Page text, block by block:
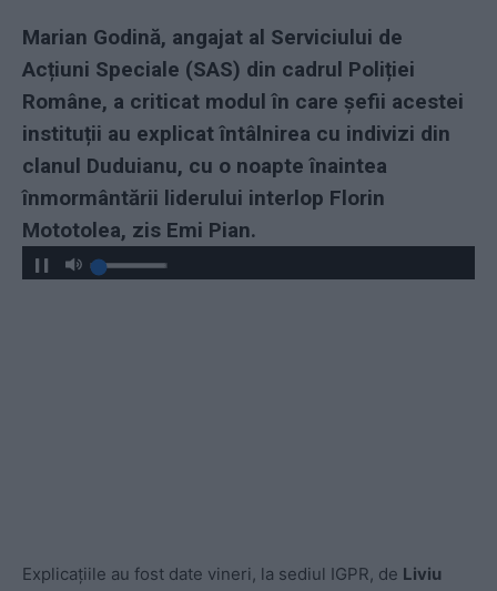
Marian Godină, angajat al Serviciului de
Acțiuni Speciale (SAS) din cadrul Poliției
Române, a criticat modul în care şefii acestei
instituții au explicat întâlnirea cu indivizi din
clanul Duduianu, cu o noapte înaintea
înmormântării liderului interlop Florin
Mototolea, zis Emi Pian.
Explicațiile au fost date vineri, la sediul IGPR, de Liviu